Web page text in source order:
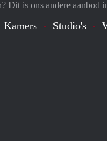
Dit is ons andere aanbod
Kamers Studio's